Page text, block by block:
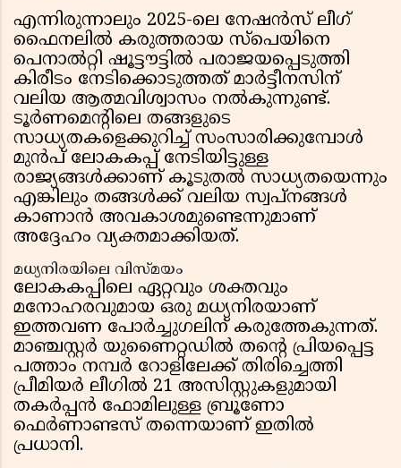
എന്നിരുന്നാലും 2025-ലെ നേഷൻസ് ലീഗ്
ഫൈനലിൽ കരുത്തരായ സ്പെയിനെ
പെനാൽറ്റി ഷൂട്ടൗട്ടിൽ പരാജയപ്പെടുത്തി
കിരീടം നേടിക്കൊടുത്തത് മാർട്ടീനസിന്
വലിയ ആത്മവിശ്വാസം നൽകുന്നുണ്ട്.
ടൂർണമെന്റിലെ തങ്ങളുടെ
സാധ്യതകളെക്കുറിച്ച് സംസാരിക്കുമ്പോൾ
മുൻപ് ലോകകപ്പ് നേടിയിട്ടുള്ള
രാജ്യങ്ങൾക്കാണ് കൂടുതൽ സാധ്യതയെന്നും
എങ്കിലും തങ്ങൾക്ക് വലിയ സ്വപ്നങ്ങൾ
കാണാൻ അവകാശമുണ്ടെന്നുമാണ്
അദ്ദേഹം വ്യക്തമാക്കിയത്.
മധ്യനിരയിലെ വിസ്മയം
ലോകകപ്പിലെ ഏറ്റവും ശക്തവും
മനോഹരവുമായ ഒരു മധ്യനിരയാണ്
ഇത്തവണ പോർച്ചുഗലിന് കരുത്തേകുന്നത്.
മാഞ്ചസ്റ്റർ യുണൈറ്റഡിൽ തന്റെ പ്രിയപ്പെട്ട
പത്താം നമ്പർ റോളിലേക്ക് തിരിച്ചെത്തി
പ്രീമിയർ ലീഗിൽ 21 അസിസ്റ്റുകളുമായി
തകർപ്പൻ ഫോമിലുള്ള ബ്രൂണോ
ഫെർണാണ്ടസ് തന്നെയാണ് ഇതിൽ
പ്രധാനി.